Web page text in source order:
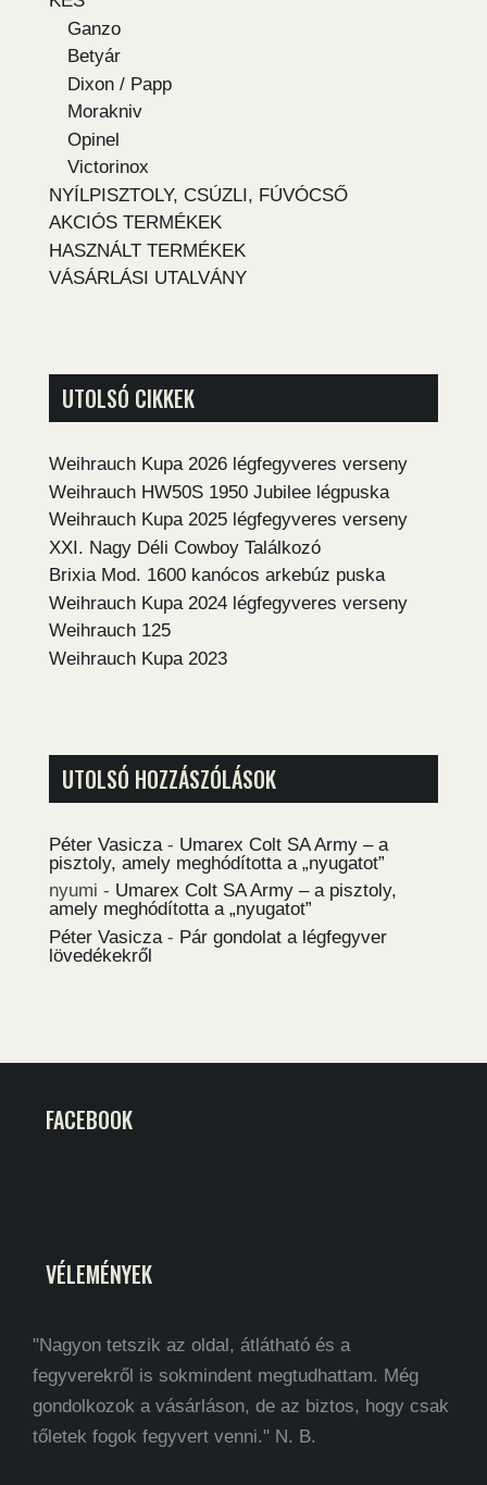
Ganzo
Betyár
Dixon / Papp
Morakniv
Opinel
Victorinox
NYÍLPISZTOLY, CSÚZLI, FÚVÓCSŐ
AKCIÓS TERMÉKEK
HASZNÁLT TERMÉKEK
VÁSÁRLÁSI UTALVÁNY
UTOLSÓ CIKKEK
Weihrauch Kupa 2026 légfegyveres verseny
Weihrauch HW50S 1950 Jubilee légpuska
Weihrauch Kupa 2025 légfegyveres verseny
XXI. Nagy Déli Cowboy Találkozó
Brixia Mod. 1600 kanócos arkebúz puska
Weihrauch Kupa 2024 légfegyveres verseny
Weihrauch 125
Weihrauch Kupa 2023
UTOLSÓ HOZZÁSZÓLÁSOK
Péter Vasicza - Umarex Colt SA Army – a
pisztoly, amely meghódította a „nyugatot”
nyumi - Umarex Colt SA Army – a pisztoly,
amely meghódította a „nyugatot”
Péter Vasicza - Pár gondolat a légfegyver
lövedékekről
FACEBOOK
VÉLEMÉNYEK
"Nagyon tetszik az oldal, átlátható és a
fegyverekről is sokmindent megtudhattam. Még
gondolkozok a vásárláson, de az biztos, hogy csak
tőletek fogok fegyvert venni." N. B.